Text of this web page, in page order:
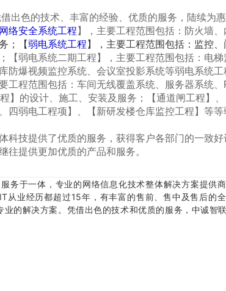
色的技术、丰富的经验、优质的服务，陆续为
网络安全系统工程 】，主要工程范围包括：防火墙
；【弱电系统工程 】，主要工程范围包括：监控、
【弱电系统二期工程】，主要工程范围包括：电梯
防爆视频监控系统、会议室投影系统等弱电系统
工程范围包括：车间无线覆盖系统、服务器系统
】 的设计、施工、安装及服务；【通道闸工程】
四弱电工程项】、【新研发楼仓库监控工程】等
技提供了优质的服务，获得客户各部门的一致好
往提供更加优质的产品和服务。
务于一体，专业的网络信息化技术整体解决方案提供商
从业经历都超过15年，有丰富的售前、售中及售后的全
的解决方案。 凭借出色的技术和优质的服务，中诚智